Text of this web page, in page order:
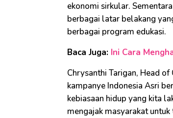
ekonomi sirkular.
berbagai latar belakang
berbagai program edukasi.
Baca Juga: Ini Cara
Chrysanthi Tarigan, Head
kampanye Indonesia Asri
kebiasaan hidup yang kita
mengajak masyarakat